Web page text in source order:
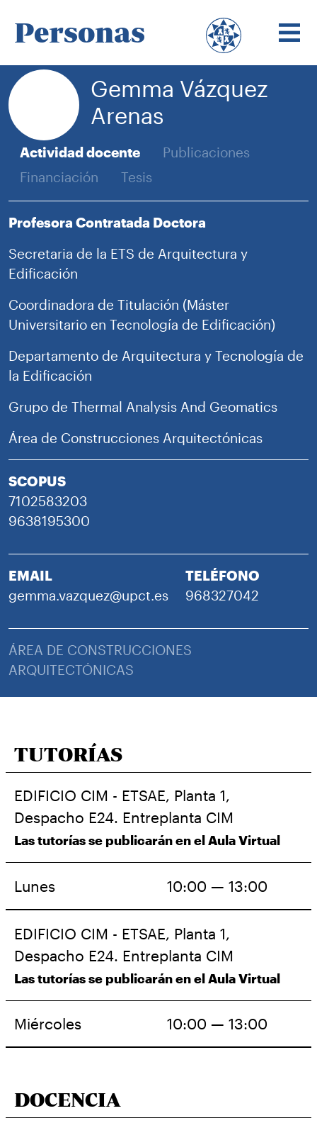
Personas
Gemma Vázquez
Arenas
Actividad docente
Publicaciones
Financiación
Tesis
Profesora Contratada Doctora
Secretaria de la ETS de Arquitectura y
Edificación
Coordinadora de Titulación (Máster
Universitario en Tecnología de Edificación)
Departamento de Arquitectura y Tecnología de
la Edificación
Grupo de Thermal Analysis And Geomatics
Área de Construcciones Arquitectónicas
SCOPUS
7102583203
9638195300
EMAIL
gemma.vazquez@upct.es
TELÉFONO
968327042
ÁREA DE CONSTRUCCIONES
ARQUITECTÓNICAS
TUTORÍAS
EDIFICIO CIM - ETSAE, Planta 1,
Despacho E24. Entreplanta CIM
Las tutorías se publicarán en el Aula Virtual
Lunes 10:00 — 13:00
EDIFICIO CIM - ETSAE, Planta 1,
Despacho E24. Entreplanta CIM
Las tutorías se publicarán en el Aula Virtual
Miércoles 10:00 — 13:00
DOCENCIA